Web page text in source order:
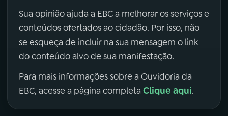
Sua opinião ajuda a EBC a melhorar os serviços e
conteúdos ofertados ao cidadão. Por isso, não
se esqueça de incluir na sua mensagem o link
do conteúdo alvo de sua manifestação.
Para mais informações sobre a Ouvidoria da
EBC, acesse a página completa Clique aqui.